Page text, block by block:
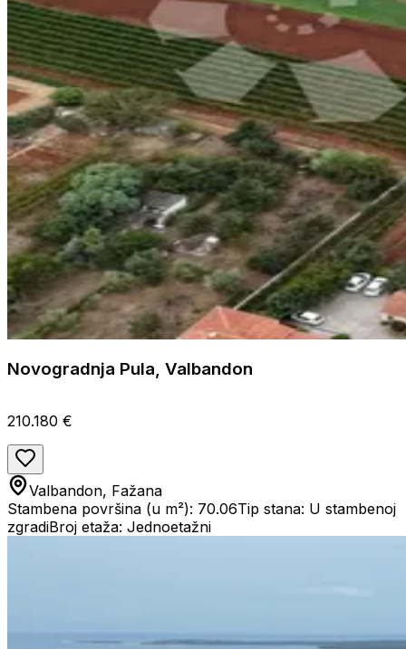
Novogradnja Pula, Valbandon
210.180 €
Valbandon, Fažana
Stambena površina (u m²): 70.06Tip stana: U stambenoj
zgradiBroj etaža: Jednoetažni